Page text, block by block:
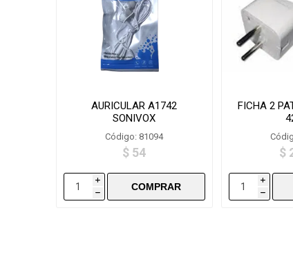
AURICULAR A1742
SONIVOX
Código: 81094
$ 54
i
h
FICHA 2
$
i
h